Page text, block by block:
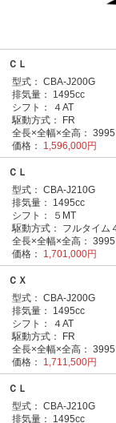
ＣＬ
型式： CBA-J200G
排気量：
1495cc
シフト：
４AT
駆動方式：
FR
全長×全幅×全高：
価格：
1,596,000円
ＣＬ
型式： CBA-J210G
排気量：
1495cc
シフト：
５MT
駆動方式：
フルタイム
全長×全幅×全高：
価格：
1,701,000円
ＣＸ
型式： CBA-J200G
排気量：
1495cc
シフト：
４AT
駆動方式：
FR
全長×全幅×全高：
価格：
1,711,500円
ＣＬ
型式： CBA-J210G
排気量：
1495cc